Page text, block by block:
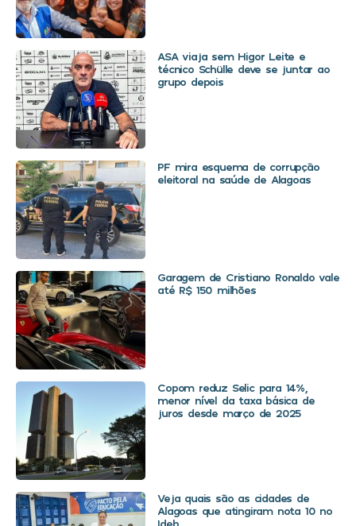
ASA viaja sem Higor Leite e
técnico Schülle deve se juntar ao
grupo depois
PF mira esquema de corrupção
eleitoral na saúde de Alagoas
Garagem de Cristiano Ronaldo vale
até R$ 150 milhões
Copom reduz Selic para 14%,
menor nível da taxa básica de
juros desde março de 2025
Veja quais são as cidades de
Alagoas que atingiram nota 10 no
Ideb